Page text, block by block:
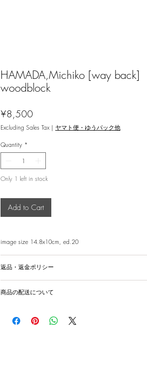
HAMADA,Michiko [way back]
woodblock
¥8,500
Excluding Sales Tax | ヤマト便・ゆうパック他
Quantity *
Only 1 left in stock
Add to Cart
image size 14.8x10cm, ed.20
返品・返金ポリシー
商品の配送について